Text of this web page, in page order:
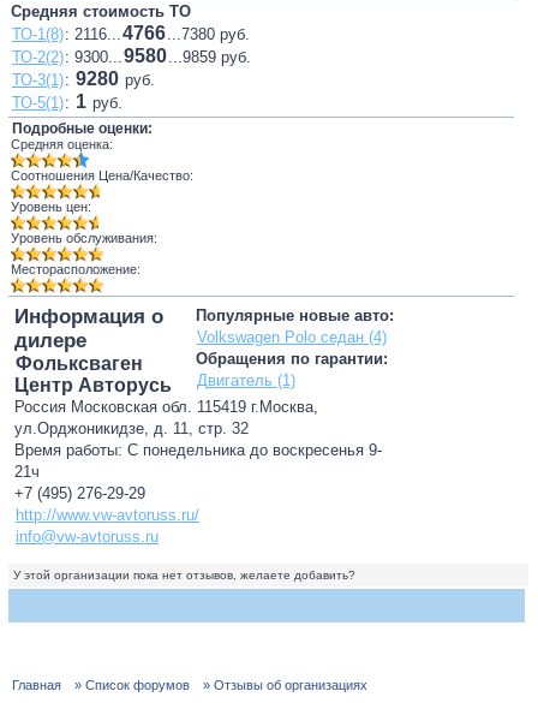
Средняя стоимость ТО
ТО-1(8): 2116...4766...7380 руб.
ТО-2(2): 9300...9580...9859 руб.
ТО-3(1): 9280 руб.
ТО-5(1): 1 руб.
Подробные оценки:
Средняя оценка:
Соотношения Цена/Качество:
Уровень цен:
Уровень обслуживания:
Месторасположение:
Популярные новые авто:
Volkswagen Polo седан (4)
Обращения по гарантии:
Двигатель (1)
Информация о
дилере
Фольксваген
Центр Авторусь
Россия Московская обл. 115419 г.Москва,
ул.Орджоникидзе, д. 11, стр. 32
Время работы: С понедельника до воскресенья 9-
21ч
+7 (495) 276-29-29
http://www.vw-avtoruss.ru/
info@vw-avtoruss.ru
У этой организации пока нет отзывов, желаете добавить?
Главная » Список форумов » Отзывы об организациях